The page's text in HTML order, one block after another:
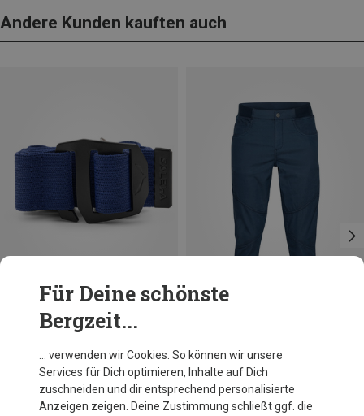
Andere Kunden kauften auch
Du sparst 53%
Chillaz
Herren Banff 2.0 3/4 Hose
CHF 82.20
Für Deine schönste
Bergzeit...
… verwenden wir Cookies. So können wir unsere
Services für Dich optimieren, Inhalte auf Dich
zuschneiden und dir entsprechend personalisierte
Anzeigen zeigen. Deine Zustimmung schließt ggf. die